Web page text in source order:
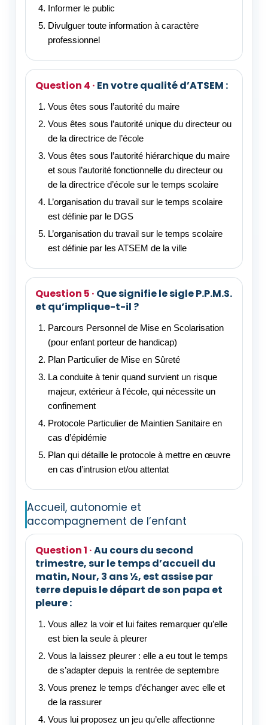
Informer le public
Divulguer toute information à caractère
professionnel
En votre qualité d’ATSEM :
Vous êtes sous l’autorité du maire
Vous êtes sous l’autorité unique du directeur ou
de la directrice de l’école
Vous êtes sous l’autorité hiérarchique du maire
et sous l’autorité fonctionnelle du directeur ou
de la directrice d’école sur le temps scolaire
L’organisation du travail sur le temps scolaire
est définie par le DGS
L’organisation du travail sur le temps scolaire
est définie par les ATSEM de la ville
Que signifie le sigle P.P.M.S.
et qu’implique-t-il ?
Parcours Personnel de Mise en Scolarisation
(pour enfant porteur de handicap)
Plan Particulier de Mise en Sûreté
La conduite à tenir quand survient un risque
majeur, extérieur à l’école, qui nécessite un
confinement
Protocole Particulier de Maintien Sanitaire en
cas d’épidémie
Plan qui détaille le protocole à mettre en œuvre
en cas d’intrusion et/ou attentat
Accueil, autonomie et
accompagnement de l’enfant
Au cours du second
trimestre, sur le temps d’accueil du
matin, Nour, 3 ans ½, est assise par
terre depuis le départ de son papa et
pleure :
Vous allez la voir et lui faites remarquer qu’elle
est bien la seule à pleurer
Vous la laissez pleurer : elle a eu tout le temps
de s’adapter depuis la rentrée de septembre
Vous prenez le temps d’échanger avec elle et
de la rassurer
Vous lui proposez un jeu qu’elle affectionne